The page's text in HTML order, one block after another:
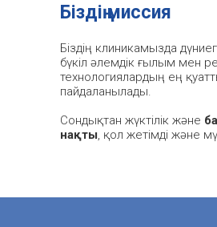
Біздің миссия
Біздің клиникамызда
бүкіл әлемдік ғылым мен
технологиялардың ең
пайдаланылады.
Сондықтан жүктілік және
нақты, қол жетімді және